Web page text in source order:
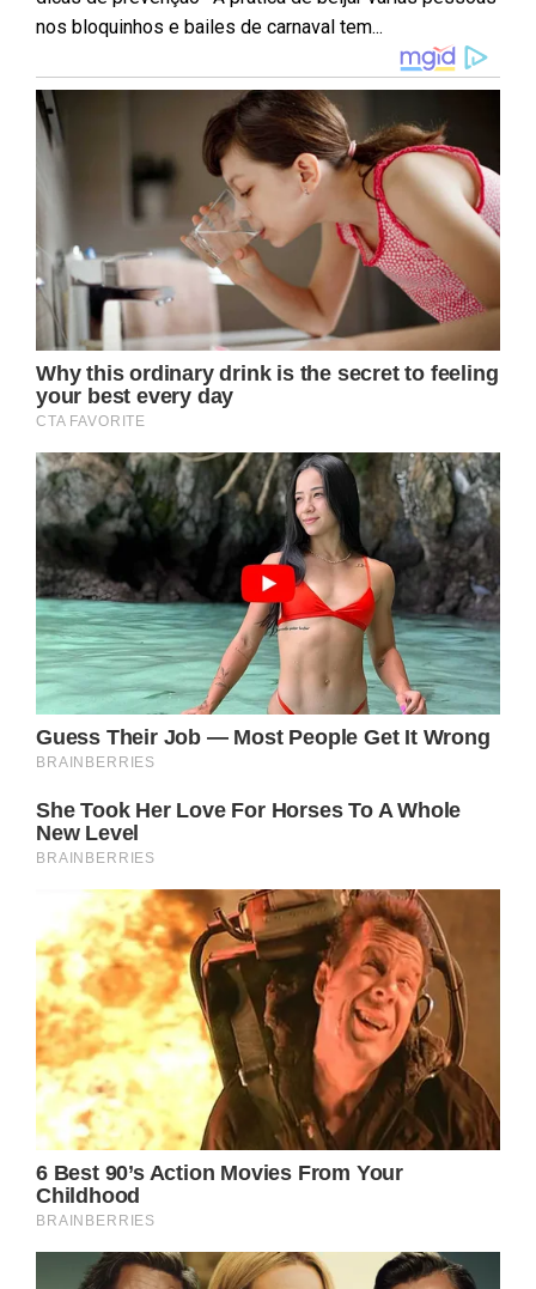
nos bloquinhos e bailes de carnaval tem...